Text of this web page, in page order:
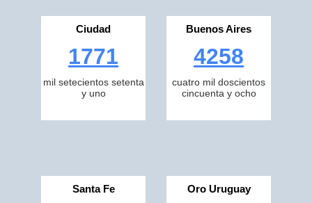
Ciudad
1771
mil setecientos setenta
y uno
Buenos Aires
4258
cuatro mil doscientos
cincuenta y ocho
Santa Fe Oro Uruguay